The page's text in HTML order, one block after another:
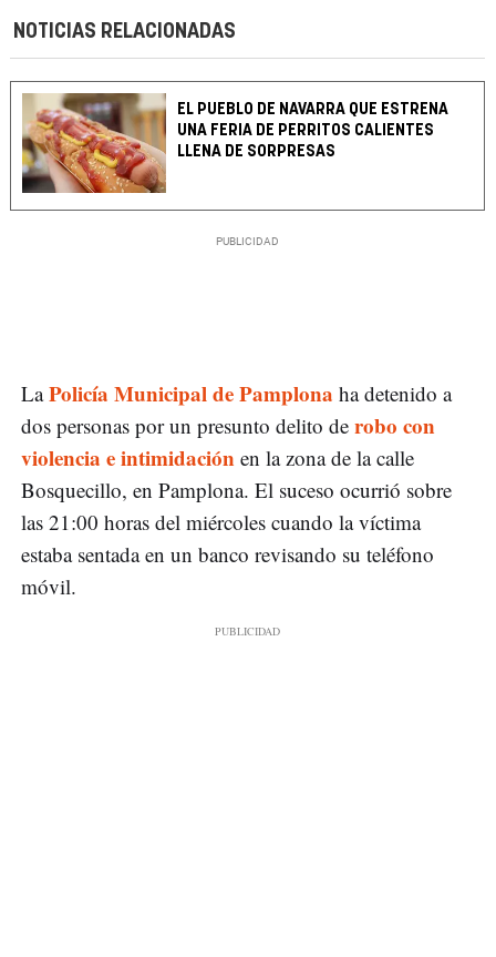
NOTICIAS RELACIONADAS
EL PUEBLO DE NAVARRA QUE ESTRENA
UNA FERIA DE PERRITOS CALIENTES
LLENA DE SORPRESAS
LaPolicía Municipal de Pamplona ha detenido a
dos personas por un presunto delito de robo con
violencia e intimidación en la zona de la calle
Bosquecillo, en Pamplona. El suceso ocurrió sobre
las 21:00 horas del miércoles cuando la víctima
estaba sentada en un banco revisando su teléfono
móvil.